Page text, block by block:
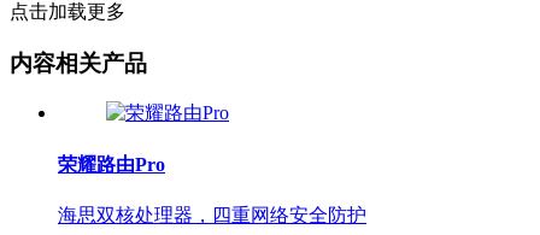
点击加载更多
内容相关产品
荣耀路由Pro
海思双核处理器，四重网络安全防护